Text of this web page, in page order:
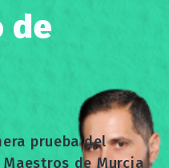
de
prueba del
de Murcia